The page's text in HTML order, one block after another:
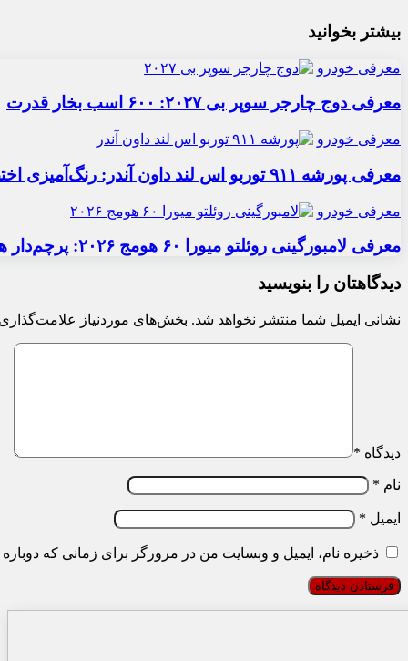
بیشتر بخوانید
معرفی خودرو
معرفی دوج چارجر سوپر بی ۲۰۲۷: ۶۰۰ اسب بخار قدرت
معرفی خودرو
معرفی پورشه ۹۱۱ توربو اس لند داون آندر: رنگ‌آمیزی اختصاصی
معرفی خودرو
معرفی لامبورگینی روئلتو میورا ۶۰ هومج ۲۰۲۶: پرچم‌دار هیبریدی
دیدگاهتان را بنویسید
نشانی ایمیل شما منتشر نخواهد شد. بخش‌های موردنیاز
دیدگاه *
نام *
ایمیل *
ذخیره نام، ایمیل و وبسایت من در مرورگر برای زمانی که